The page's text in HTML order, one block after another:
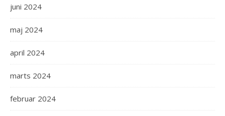
juni 2024
maj 2024
april 2024
marts 2024
februar 2024